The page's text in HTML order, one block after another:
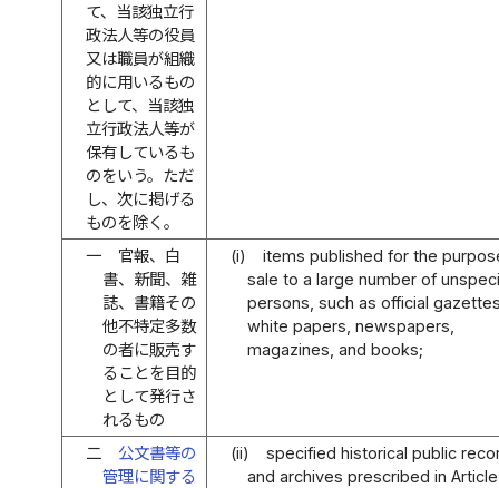
て、当該独立行
政法人等の役員
又は職員が組織
的に用いるもの
として、当該独
立行政法人等が
保有しているも
のをいう。ただ
し、次に掲げる
ものを除く。
一
官報、白
書、新聞、雑
誌、書籍その
他不特定多数
の者に販売す
ることを目的
として発行さ
れるもの
(i)
items published for the
sale to a large number of
persons, such as official
white papers, newspapers,
magazines, and books;
二
公文書等の
管理に関する
(ii)
specified historical public
and archives prescribed in